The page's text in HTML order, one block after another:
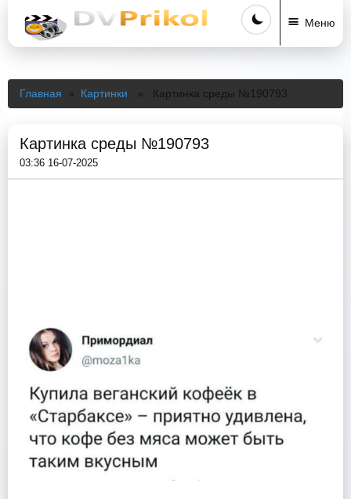
Меню
Главная » Картинки » Картинка среды №190793
Картинка среды №190793
03:36 16-07-2025